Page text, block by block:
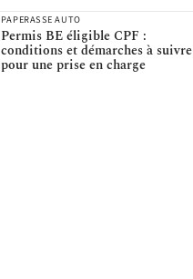
PAPERASSE AUTO
Permis BE éligible CPF :
conditions et démarches à suivre
pour une prise en charge